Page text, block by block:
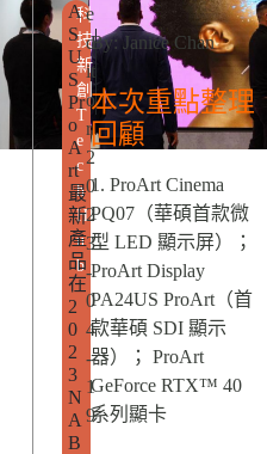
科
技
新
創
T
e
c
h
H
u
b
A
S
U
S
Pr
o
A
rt
最
新
產
品
在
2
0
2
3
N
A
B
e
d
it
o
r
2
0
2
3
-
0
4
-
1
9
By: Janice Chan
本次重點整理
回顧
1. ProArt Cinema
PQ07（華碩首款微
型 LED 顯示屏）；
ProArt Display
PA24US ProArt（首
款華碩 SDI 顯示
器）； ProArt
GeForce RTX™ 40
系列顯卡